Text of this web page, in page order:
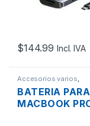
$144.99 Incl. IVA
Accesorios varios,
Computación
BATERIA
MACBOOK